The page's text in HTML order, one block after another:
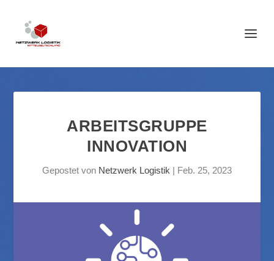
ARBEITSGRUPPE
INNOVATION
Gepostet von Netzwerk Logistik | Feb. 25, 2023